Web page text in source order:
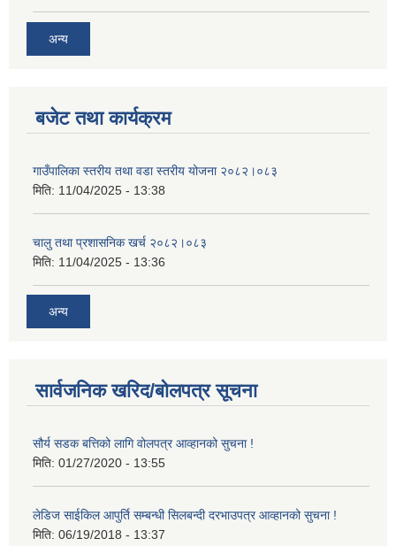
अन्य
बजेट तथा कार्यक्रम
गाउँपालिका स्तरीय तथा वडा स्तरीय योजना २०८२।०८३
मिति: 11/04/2025 - 13:38
चालु तथा प्रशासनिक खर्च २०८२।०८३
मिति: 11/04/2025 - 13:36
अन्य
सार्वजनिक खरिद/बोलपत्र सूचना
सौर्य सडक बत्तिको लागि वोलपत्र आव्हानको सुचना !
मिति: 01/27/2020 - 13:55
लेडिज साईकिल आपुर्ति सम्बन्धी सिलबन्दी दरभाउपत्र आव्हानको सुचना !
मिति: 06/19/2018 - 13:37